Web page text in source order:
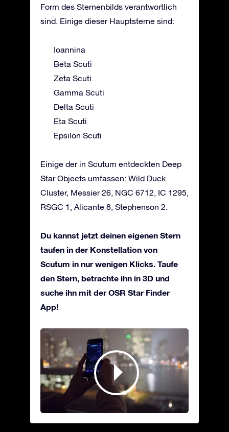
Form des Sternenbilds verantwortlich
sind. Einige dieser Hauptsterne sind:
Ioannina
Beta Scuti
Zeta Scuti
Gamma Scuti
Delta Scuti
Eta Scuti
Epsilon Scuti
Einige der in Scutum entdeckten Deep
Star Objects umfassen: Wild Duck
Cluster, Messier 26, NGC 6712, IC 1295,
RSGC 1, Alicante 8, Stephenson 2.
Du kannst jetzt deinen eigenen Stern
taufen in der Konstellation von
Scutum in nur wenigen Klicks. Taufe
den Stern, betrachte ihn in 3D und
suche ihn mit der OSR Star Finder
App!